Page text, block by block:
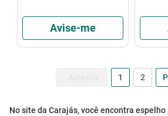
Avise-me
1 2
No site da Carajás, você encontra